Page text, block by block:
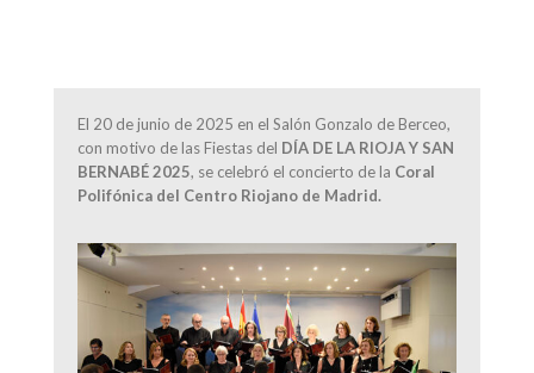
El 20 de junio de 2025 en el Salón Gonzalo de Berceo,
con motivo de las Fiestas del DÍA DE LA RIOJA Y SAN
BERNABÉ 2025, se celebró el concierto de la Coral
Polifónica del Centro Riojano de Madrid.